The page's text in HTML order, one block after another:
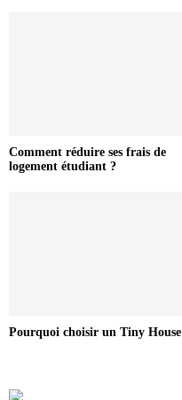
Comment réduire ses frais de
logement étudiant ?
Pourquoi choisir un Tiny House